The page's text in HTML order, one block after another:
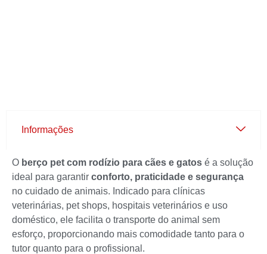
Informações
O berço pet com rodízio para cães e gatos é a solução
ideal para garantir conforto, praticidade e segurança
no cuidado de animais. Indicado para clínicas
veterinárias, pet shops, hospitais veterinários e uso
doméstico, ele facilita o transporte do animal sem
esforço, proporcionando mais comodidade tanto para o
tutor quanto para o profissional.